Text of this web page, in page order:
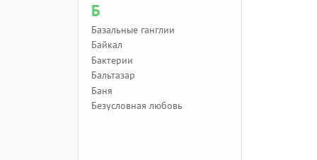
Б
Базальные ганглии
Байкал
Бактерии
Бальтазар
Баня
Безусловная любовь